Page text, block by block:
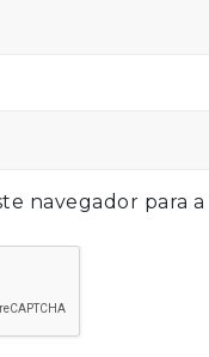
navegador para